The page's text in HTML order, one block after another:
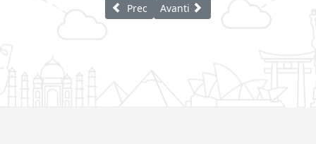
Articolo precedente: Invernizzi Ancilla
Prec Articolo successivo: Vitali Marco
Avanti